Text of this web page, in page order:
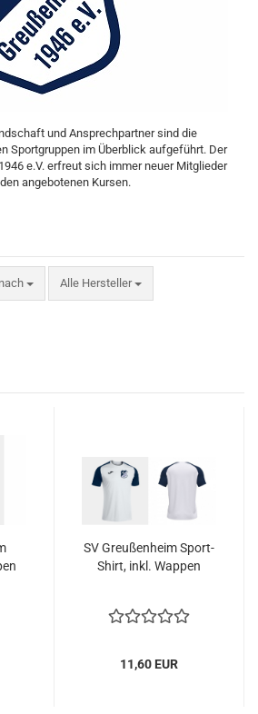
und Ansprechpartner sind die
Sportgruppen im Überblick aufgeführt. Der
e.V. erfreut sich immer neuer Mitglieder
angebotenen Kursen.
Alle Hersteller
SV Greußenheim Sport-
Shirt, inkl. Wappen
11,60 EUR